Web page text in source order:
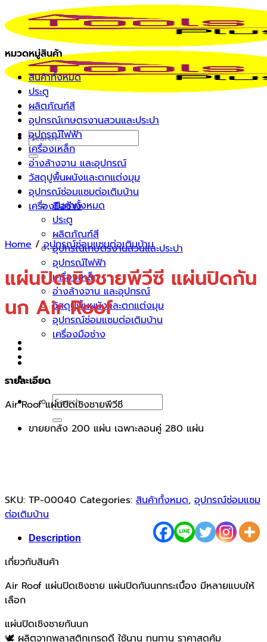
to
content
Search
for:
หน้าแรก
รายการสินค้า
สินค้าทั้งหมด
ประตู
ผลิตภัณฑ์สี
อุปกรณ์เกษตรงานสวนและประปา
อุปกรณ์ไฟฟ้า
เครื่องเหล็ก
อ่างล้างจาน และอุปกรณ์
วัสดุปูพื้นผนังและตกแต่งมุม
อุปกรณ์ซ่อมแซมต่อเติมบ้าน
เครื่องมือช่าง
Search
for:
หมวดหมู่สินค้า
สินค้าทั้งหมด
ประตู
ผลิตภัณฑ์สี
อุปกรณ์เกษตรงานสวนและประปา
อุปกรณ์ไฟฟ้า
เครื่องเหล็ก
อ่างล้างจาน และอุปกรณ์
วัสดุปูพื้นผนังและตกแต่งมุม
อุปกรณ์ซ่อมแซมต่อเติมบ้าน
เครื่องมือช่าง
Home / อุปกรณ์ซ่อมแซมต่อเติมบ้าน
แผ่นปิดเชิงชายพีวีซี แผ่นปิดกัน
นก Air Roof
รายละเอียด
Air Roof แผ่นปิดเชิงชายพีวีซี
ขายยกลัง 200 แผ่น เฉพาะลอนคู่ 280 แผ่น
SKU: TP-00040 Categories: สินค้าทั้งหมด, อุปกรณ์ซ่อมแซม
ต่อเติมบ้าน
Description
เกี่ยวกับสินค้า
Air Roof แผ่นปิดเชิงชาย แผ่นปิดกันนกกระเบื้อง มีหลายแบบให้
เลือก
แผ่นปิดเชิงชายกันนก
🕊️ ผลิตจากพลาสติกเกรดดี ใช้นาน ทนทาน ราคาสุดคุ้ม